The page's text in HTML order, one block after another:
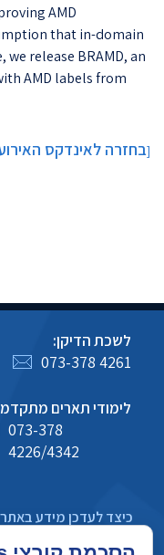
AMD
that in-domain
release BRAMD, an
AMD labels from
[בחזרה לאינדקס
לשכת הדיקן:
073-378 4261
לימודי תארים
073-378
4226/4342
כיצד לעדכן מידע